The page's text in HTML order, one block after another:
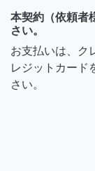
本契約（依頼者
さい。
お支払いは、ク
レジットカード
さい。